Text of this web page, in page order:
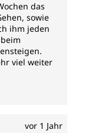
das
sowie
ihm jeden
viel weiter
vor 1 Jahr